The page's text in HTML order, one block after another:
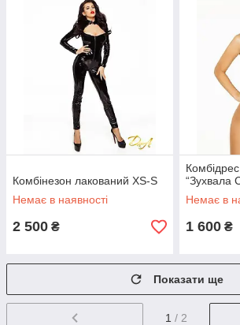
Комбінезон лакований XS-S
Немає в наявності
2 500 ₴
“Зухвала
Немає в
1 600 ₴
Показати ще
1 / 2